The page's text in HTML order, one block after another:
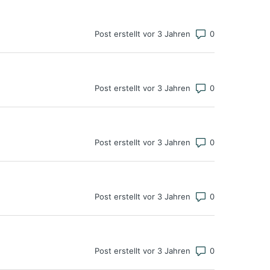
Post erstellt vor 3 Jahren Anzahl von
Post erstellt vor 3 Jahren Anzahl von
Post erstellt vor 3 Jahren Anzahl von
Post erstellt vor 3 Jahren Anzahl von
Post erstellt vor 3 Jahren Anzahl von